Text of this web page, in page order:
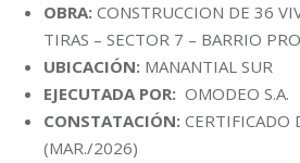
OBRA: CONSTRUCCION DE 36
TIRAS – SECTOR 7 – BARRIO
UBICACIÓN: MANANTIAL SUR
EJECUTADA POR: OMODEO S.A.
CONSTATACIÓN: CERTIFICADO
(MAR./2026)